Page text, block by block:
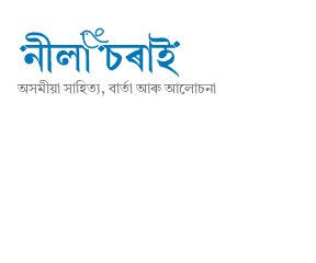
অসমীয়া সাহিত্য, বাৰ্তা আৰু আলোচনা